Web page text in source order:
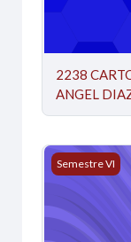
2238
ANGEL
462-
Semestre VI